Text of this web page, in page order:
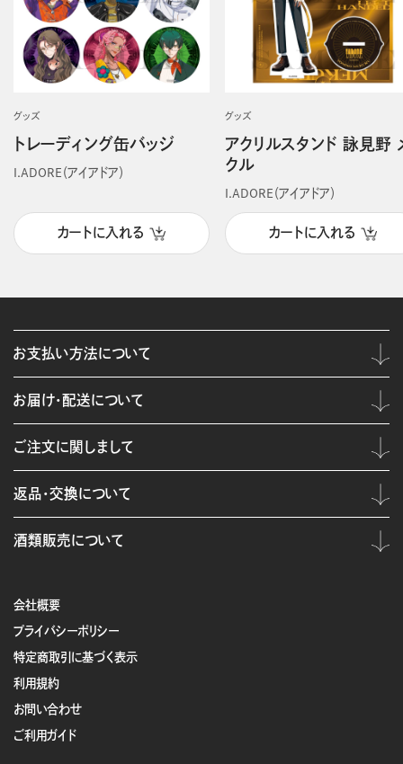
グッズ
トレーディング缶バッジ
I.ADORE（アイアドア）
カートに入れる
グッズ
アクリルスタンド 詠見野
クル
I.ADORE（アイアドア）
カートに入れる
会社概要
プライバシーポリシー
特定商取引に基づく表示
利用規約
お問い合わせ
ご利用ガイド
お支払い方法について
お届け・配送について
ご注文に関しまして
返品・交換について
酒類販売について